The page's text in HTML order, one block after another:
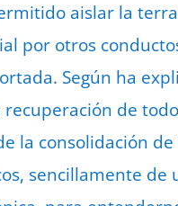
aislar la
por otros
Según ha
de
la consolidación
sencillamente de